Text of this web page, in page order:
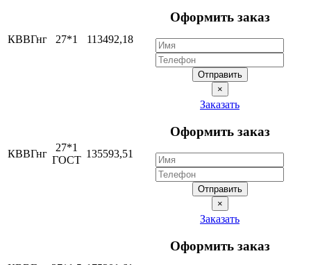
КВВГнг 27*1 113492,18
Оформить заказ
Отправить
×
КВВГнг
27*1
ГОСТ
135593,51
Заказать
Оформить заказ
Отправить
×
Заказать
Оформить заказ